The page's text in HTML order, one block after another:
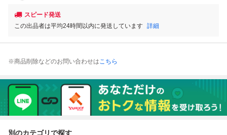
スピード発送
この出品者は平均24時間以内に発送しています 詳細
※商品削除などのお問い合わせはこちら
別のカテゴリで探す